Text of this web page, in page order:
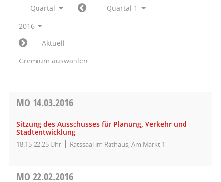
Quartal
Quartal 1
2016
Aktuell
Gremium auswählen
MO 14.03.2016
Sitzung des Ausschusses für Planung, Verkehr und
Stadtentwicklung
18:15-22:25 Uhr Ratssaal im Rathaus, Am Markt 1
MO 22.02.2016